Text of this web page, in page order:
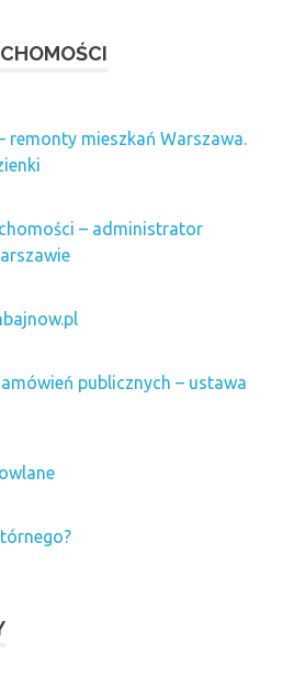
remonty mieszkań Warszawa.
– administrator
publicznych – ustawa